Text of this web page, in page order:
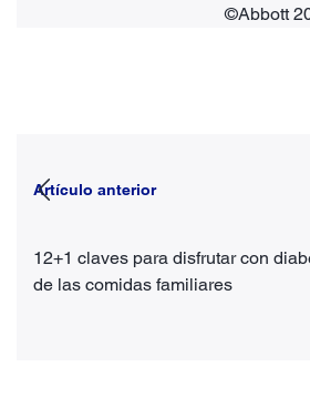
©Abbott
Artículo anterior
12+1 claves para disfrutar con
de las comidas familiares